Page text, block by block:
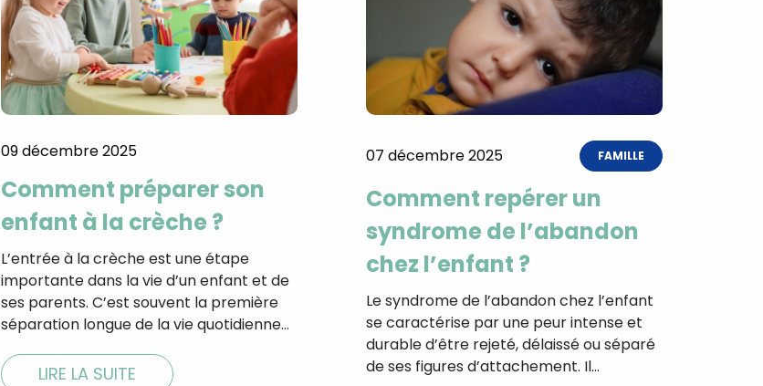
09 décembre 2025
Comment préparer son
enfant à la crèche ?
L’entrée à la crèche est une étape
importante dans la vie d’un enfant et de
ses parents. C’est souvent la première
séparation longue de la vie quotidienne…
LIRE LA SUITE
07 décembre 2025 FAMILLE
Comment repérer un
syndrome de l’abandon
chez l’enfant ?
Le syndrome de l’abandon chez l’enfant
se caractérise par une peur intense et
durable d’être rejeté, délaissé ou séparé
de ses figures d’attachement. Il…
Recevez gratuitement 180
recettes inédites de CROQ
!
CROQ.
Prisma Players analyse le taux d'ouverture
des courriels pour mesurer et optimiser les
performances des campagnes. Nous
pourrons savoir si vous ouvrez les courriels,
l'heure à laquelle vous le faites ainsi que
des informations sur le terminal que vous
utilisez. Pour en savoir plus sur ces traceurs,
voir notre